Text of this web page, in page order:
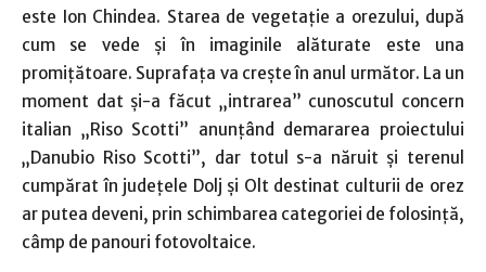
este Ion Chindea. Starea de vegetaţie a orezului, după
cum se vede şi în imaginile alăturate este una
promiţătoare. Suprafaţa va creşte în anul următor. La un
moment dat şi-a făcut „intrarea” cunoscutul concern
italian „Riso Scotti” anunţând demararea proiectului
„Danubio Riso Scotti”, dar totul s-a năruit şi terenul
cumpărat în judeţele Dolj şi Olt destinat culturii de orez
ar putea deveni, prin schimbarea categoriei de folosinţă,
câmp de panouri fotovoltaice.